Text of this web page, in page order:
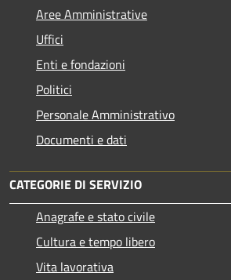
Aree Amministrative
Uffici
Enti e fondazioni
Politici
Personale Amministrativo
Documenti e dati
CATEGORIE DI SERVIZIO
Anagrafe e stato civile
Cultura e tempo libero
Vita lavorativa